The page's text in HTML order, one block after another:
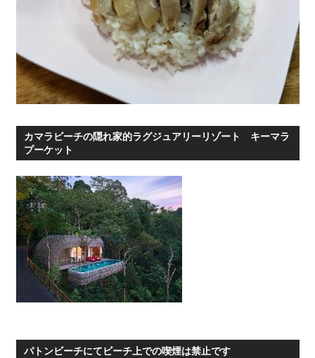
カマラビーチの隠れ家的ラグジュアリーリゾート キーマラ
プーケット
パトンビーチにてビーチ上での喫煙は禁止です